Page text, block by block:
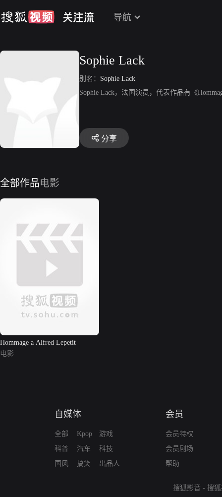
导航
Sophie Lack
别名： Sophie Lack
Sophie Lack，法国演员，代表作品有《
分享
全部作品电影
Hommage a Alfred Lepetit
电影
自媒体
全部
科普
国风
Kpop
汽车
搞笑
游戏
科技
出品人
会员
会员特权
会员剧场
帮助
搜狐影音 - 搜